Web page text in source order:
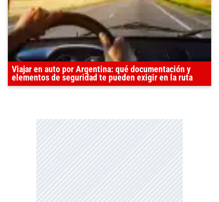
Viajar en auto por Argentina: qué documentación y
elementos de seguridad te pueden exigir en la ruta